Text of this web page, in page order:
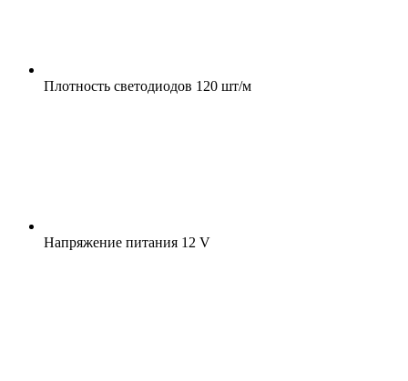
Плотность светодиодов 120 шт/м
Напряжение питания 12 V